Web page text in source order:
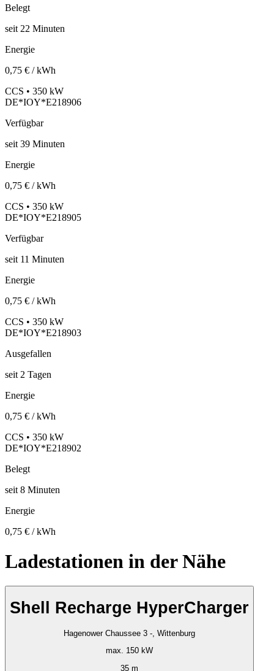
Belegt
seit 22 Minuten
Energie
0,75 € / kWh
CCS • 350 kW
DE*IOY*E218906
Verfügbar
seit 39 Minuten
Energie
0,75 € / kWh
CCS • 350 kW
DE*IOY*E218905
Verfügbar
seit 11 Minuten
Energie
0,75 € / kWh
CCS • 350 kW
DE*IOY*E218903
Ausgefallen
seit 2 Tagen
Energie
0,75 € / kWh
CCS • 350 kW
DE*IOY*E218902
Belegt
seit 8 Minuten
Energie
0,75 € / kWh
Ladestationen in der Nähe
Shell Recharge HyperCharger
Hagenower Chaussee 3 -, Wittenburg
max. 150 kW
35 m